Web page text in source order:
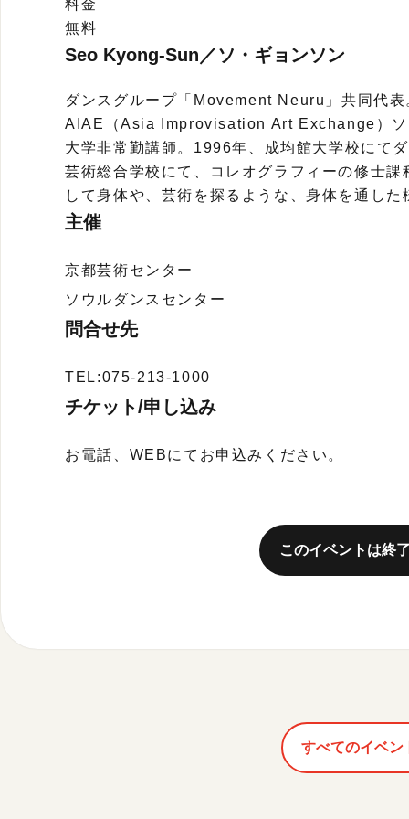
料金
無料
Seo Kyong-Sun／ソ・ギョンソン
ダンスグループ「Movement Neuru」共同代
AIAE（Asia Improvisation Art Exchange）ソ
大学非常勤講師。1996年、成均館大学校にて
芸術総合学校にて、コレオグラフィーの修士
して身体や、芸術を探るような、身体を通し
主催
京都芸術センター
ソウルダンスセンター
問合せ先
TEL:075-213-1000
チケット/申し込み
お電話、WEBにてお申込みください。
このイベントは終
すべてのイベン